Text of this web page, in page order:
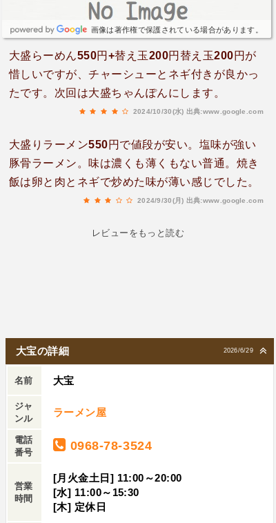
ほんとに味もシンプルなのに、、スプーンが止ま
らん、、たまらん、、皿うどんもツルもち麺に
熱々の具材と好みの味付けでこれまたたまら
ん！！麺を半分ほど食べたところでレンゲにすく
った生玉子を割り麺に絡めて食べればはい、優
勝！！一気に麺完食！！となれば、お決まりの焼
きめし、スープ、焼きめし、スープの勝利の方程
うさまでした🙏
画像は著作権で保護されている場合があります。
大盛らーめん550円+替え玉200円替え玉200円が
惜しいですが、チャーシューとネギ付きが良かっ
たです。次回は大盛ちゃんぽんにします。
2024/10/30(水) 出典:www.google.com
大盛りラーメン550円で値段が安い。塩味が強い
豚骨ラーメン。味は濃くも薄くもない普通。焼き
飯は卵と肉とネギで炒めた味が薄い感じでした。
2024/9/30(月) 出典:www.google.com
レビューをもっと読む
2026/6/29
大宝の詳細
名前 大宝
ジャ
ンル
ラーメン屋
電話
番号
0968-78-3524
営業
時間
[月火金土日] 11:00～20:00
[水] 11:00～15:30
[木] 定休日